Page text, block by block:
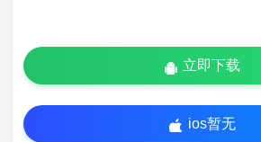
立即下载
ios暂无